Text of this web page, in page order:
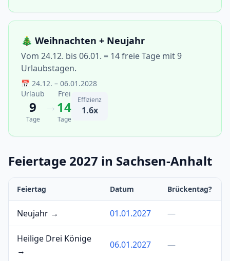
🎄 Weihnachten + Neujahr
Vom 24.12. bis 06.01. = 14 freie Tage mit 9
Urlaubstagen.
📅 24.12. – 06.01.2028
Urlaub
9
Tage
→
Frei
14
Tage
Effizienz
1.6x
Feiertage 2027 in Sachsen-Anhalt
Feiertag Datum Brückentag?
Neujahr → 01.01.2027 —
Heilige Drei Könige
→
06.01.2027 —